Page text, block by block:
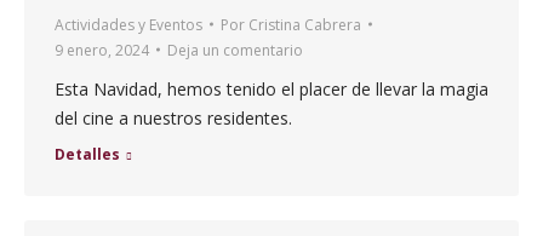
Actividades y Eventos Por Cristina Cabrera
9 enero, 2024
Deja un comentario
Esta Navidad, hemos tenido el placer de llevar la magia
del cine a nuestros residentes.
Detalles